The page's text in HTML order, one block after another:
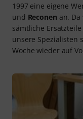
1997 eine eigene
und Reconen an.
sämtliche
unsere Spezialisten
Woche wieder auf